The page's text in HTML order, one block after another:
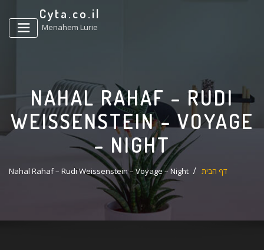
Cyta.co.il
Menahem Lurie
NAHAL RAHAF – RUDI
WEISSENSTEIN – VOYAGE
– NIGHT
דף הבית Nahal Rahaf – Rudi Weissenstein – Voyage – Night